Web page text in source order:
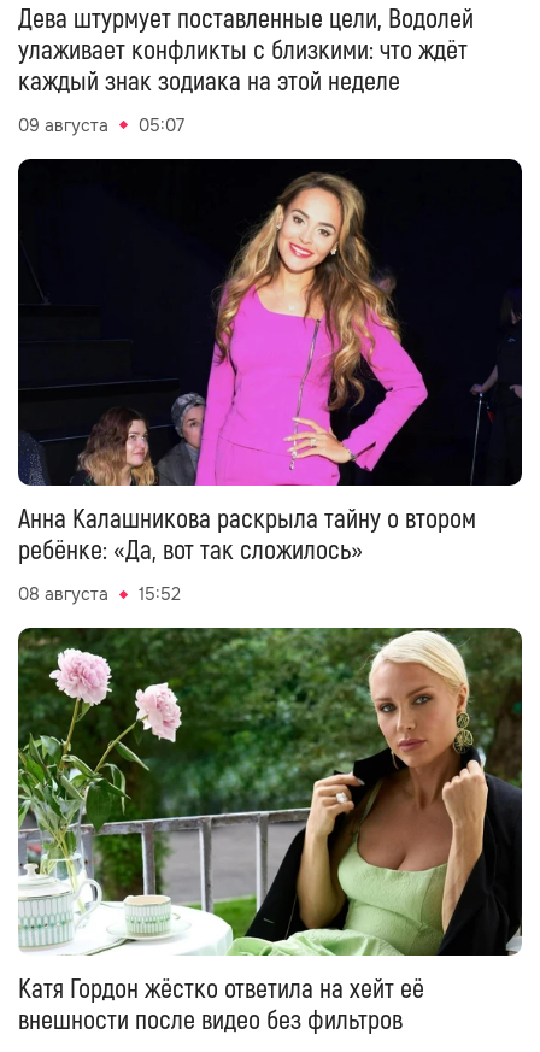
Дева штурмует поставленные цели, Водолей
улаживает конфликты с близкими: что ждёт
каждый знак зодиака на этой неделе
09 августа 05:07
Анна Калашникова раскрыла тайну о втором
ребёнке: «Да, вот так сложилось»
08 августа 15:52
Катя Гордон жёстко ответила на хейт её
внешности после видео без фильтров